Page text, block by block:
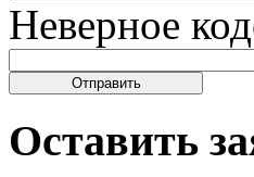
Неверное
Оставить